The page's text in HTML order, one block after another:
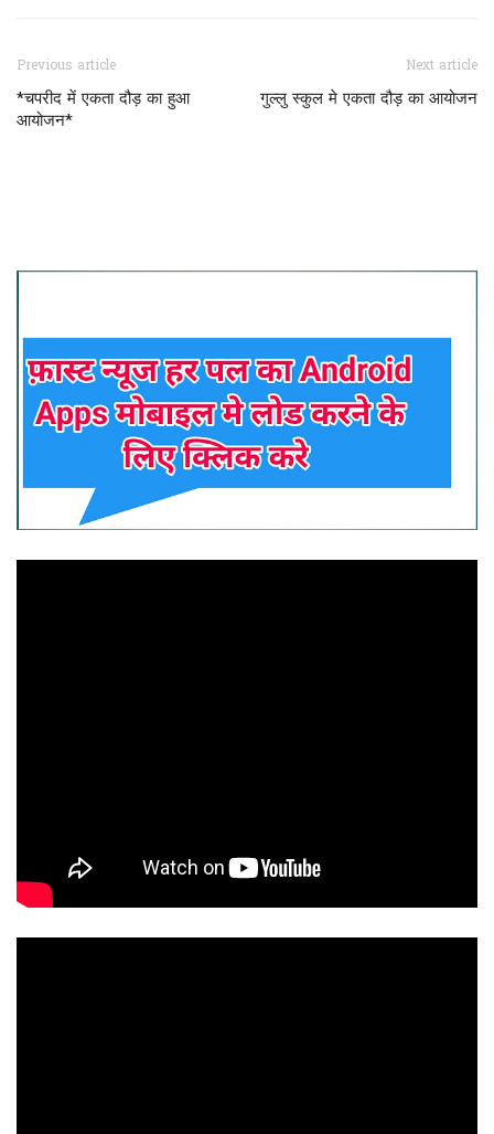
Previous article
*चपरीद में एकता दौड़ का हुआ
आयोजन*
Next article
गुल्लु स्कुल मे एकता दौड़ का आयोजन